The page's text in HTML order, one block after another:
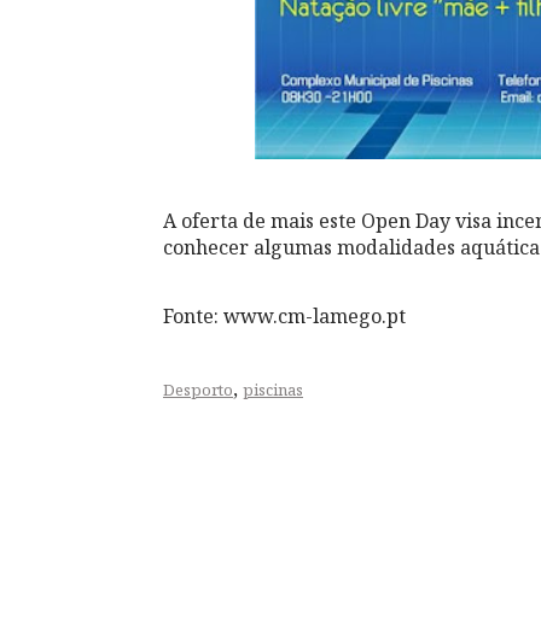
A oferta de mais este Open Day visa
conhecer algumas modalidades
Fonte: www.cm-lamego.pt
Desporto, piscinas